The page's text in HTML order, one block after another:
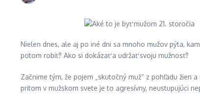
Nielen dnes, ale aj po iné dni sa mnoho mužov pýta,
potom robiť? Ako si dokázať a udržať svoju mužnosť?
Začnime tým, že pojem „skutočný muž“ z pohľadu žien
pritom v mužskom svete je to agresívny, neustupujúci